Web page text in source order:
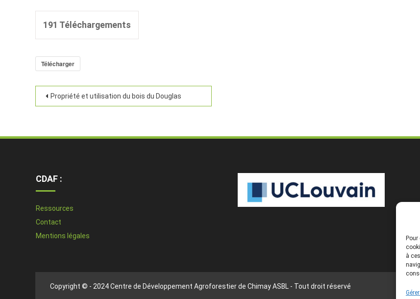
à
191 Téléchargements
Télécharger
Propriété et utilisation du bois du Douglas
CDAF :
Ressources
Contact
Mentions légales
Copyright © - 2024 Centre de Développement Agroforestier de Chimay ASBL - Tout droit réservé